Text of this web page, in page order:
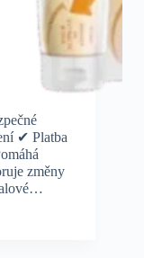
✔ Platba
změny